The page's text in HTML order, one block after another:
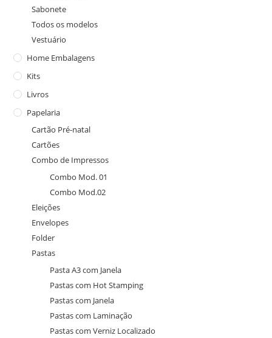
Sabonete
Todos os modelos
Vestuário
Home Embalagens
Kits
Livros
Papelaria
Cartão Pré-natal
Cartões
Combo de Impressos
Combo Mod. 01
Combo Mod.02
Eleições
Envelopes
Folder
Pastas
Pasta A3 com Janela
Pastas com Hot Stamping
Pastas com Janela
Pastas com Laminação
Pastas com Verniz Localizado